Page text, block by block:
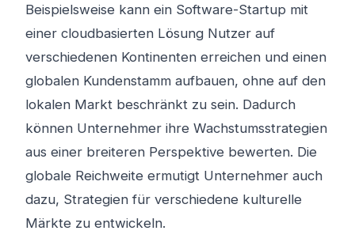
Beispielsweise kann ein Software-Startup mit
einer cloudbasierten Lösung Nutzer auf
verschiedenen Kontinenten erreichen und einen
globalen Kundenstamm aufbauen, ohne auf den
lokalen Markt beschränkt zu sein. Dadurch
können Unternehmer ihre Wachstumsstrategien
aus einer breiteren Perspektive bewerten. Die
globale Reichweite ermutigt Unternehmer auch
dazu, Strategien für verschiedene kulturelle
Märkte zu entwickeln.